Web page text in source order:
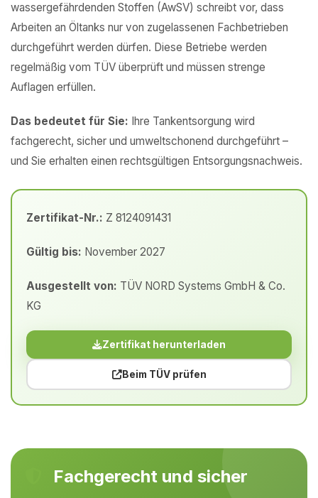
wassergefährdenden Stoffen (AwSV) schreibt vor, dass
Arbeiten an Öltanks nur von zugelassenen Fachbetrieben
durchgeführt werden dürfen. Diese Betriebe werden
regelmäßig vom TÜV überprüft und müssen strenge
Auflagen erfüllen.
Das bedeutet für Sie: Ihre Tankentsorgung wird
fachgerecht, sicher und umweltschonend durchgeführt –
und Sie erhalten einen rechtsgültigen Entsorgungsnachweis.
Zertifikat-Nr.: Z 8124091431
Gültig bis: November 2027
Ausgestellt von: TÜV NORD Systems GmbH & Co.
KG
Zertifikat herunterladen
Beim TÜV prüfen
Fachgerecht und sicher